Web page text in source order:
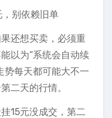
别依赖旧单
还想买卖，必须重
以为“系统会自动续
势每天都可能大不一
二天的行情。
15元没成交，第二